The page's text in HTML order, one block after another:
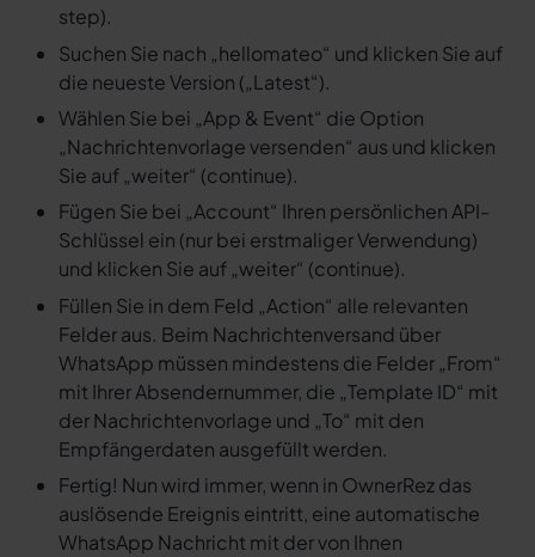
step).
Suchen Sie nach „hellomateo“ und klicken Sie auf
die neueste Version („Latest“).
Wählen Sie bei „App & Event“ die Option
„Nachrichtenvorlage versenden“ aus und klicken
Sie auf „weiter“ (continue).
Fügen Sie bei „Account“ Ihren persönlichen API-
Schlüssel ein (nur bei erstmaliger Verwendung)
und klicken Sie auf „weiter“ (continue).
Füllen Sie in dem Feld „Action“ alle relevanten
Felder aus. Beim Nachrichtenversand über
WhatsApp müssen mindestens die Felder „From“
mit Ihrer Absendernummer, die „Template ID“ mit
der Nachrichtenvorlage und „To“ mit den
Empfängerdaten ausgefüllt werden.
Fertig! Nun wird immer, wenn in OwnerRez das
auslösende Ereignis eintritt, eine automatische
WhatsApp Nachricht mit der von Ihnen